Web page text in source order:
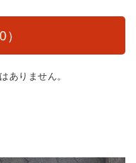
ありません。